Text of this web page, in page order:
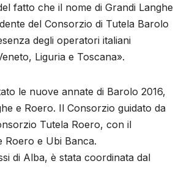
fatto che il nome di Grandi Langhe
del Consorzio di Tutela Barolo
degli operatori italiani
Liguria e Toscana».
le nuove annate di Barolo 2016,
e Roero. Il Consorzio guidato da
Tutela Roero, con il
Roero e Ubi Banca.
di Alba, è stata coordinata dal